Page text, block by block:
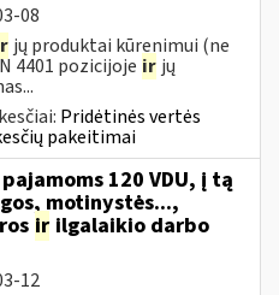
08
jų produktai kūrenimui (ne
4401 pozicijoje ir jų
Pridėtinės vertės
pakeitimai
120 VDU, į tą
motinystės...,
ir ilgalaikio darbo
12